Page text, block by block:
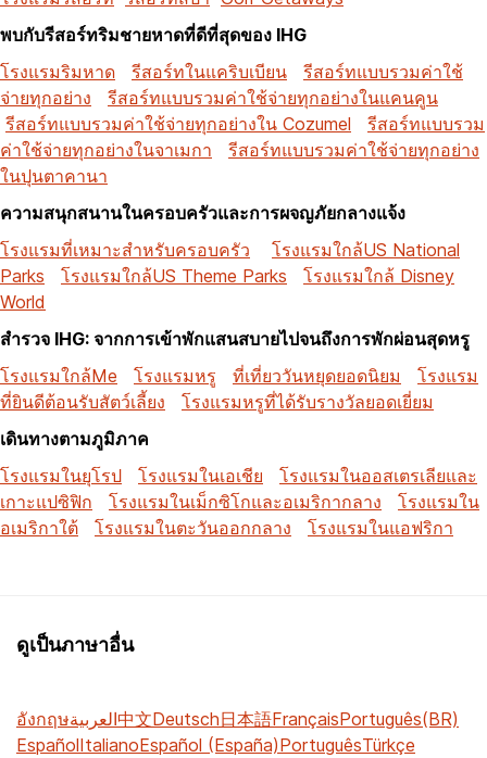
พบกับรีสอร์ทริมชายหาดที่ดีที่สุดของ IHG
โรงแรมริมหาด
รีสอร์ทในแคริบเบียน
รีสอร์ทแบบรวมค่าใช้
จ่ายทุกอย่าง
รีสอร์ทแบบรวมค่าใช้จ่ายทุกอย่างในแคนคูน
รีสอร์ทแบบรวมค่าใช้จ่ายทุกอย่างใน Cozumel
รีสอร์ทแบบรวม
ค่าใช้จ่ายทุกอย่างในจาเมกา
รีสอร์ทแบบรวมค่าใช้จ่ายทุกอย่าง
ในปุนตาคานา
ความสนุกสนานในครอบครัวและการผจญภัยกลางแจ้ง
โรงแรมที่เหมาะสำหรับครอบครัว
โรงแรมใกล้US National
Parks
โรงแรมใกล้US Theme Parks
โรงแรมใกล้ Disney
World
สำรวจ IHG: จากการเข้าพักแสนสบายไปจนถึงการพักผ่อนสุดหรู
โรงแรมใกล้Me
โรงแรมหรู ที่เที่ยววันหยุดยอดนิยม
โรงแรม
ที่ยินดีต้อนรับสัตว์เลี้ยง
โรงแรมหรูที่ได้รับรางวัลยอดเยี่ยม
เดินทางตามภูมิภาค
โรงแรมในยุโรป
โรงแรมในเอเชีย
โรงแรมในออสเตรเลียและ
เกาะแปซิฟิก
โรงแรมในเม็กซิโกและอเมริกากลาง
โรงแรมใน
อเมริกาใต้
โรงแรมในตะวันออกกลาง โรงแรมในแอฟริกา
ดูเป็นภาษาอื่น
อังกฤษالعربية中文Deutsch日本語FrançaisPortuguês(BR)
EspañolItalianoEspañol (España)PortuguêsTürkçe